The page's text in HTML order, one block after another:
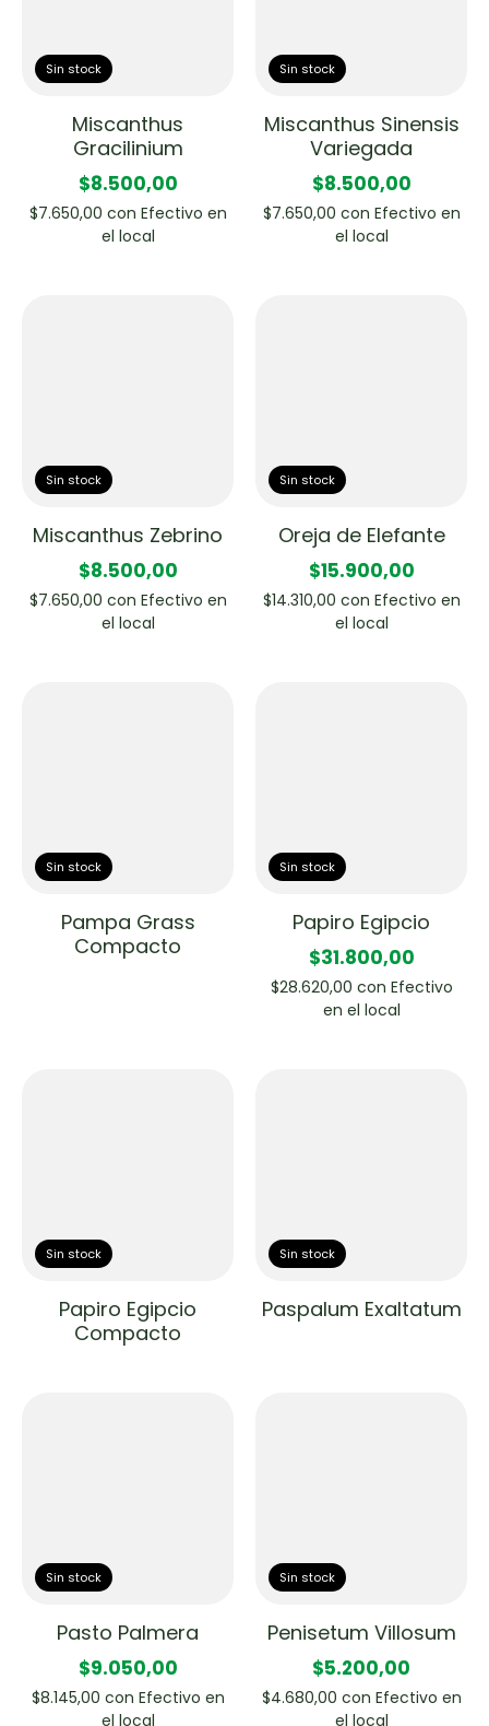
Sin stock
Miscanthus
Gracilinium
$8.500,00
$7.650,00 con Efectivo en
el local
Sin stock
Miscanthus Sinensis
Variegada
$8.500,00
$7.650,00 con Efectivo en
el local
Sin stock
Miscanthus Zebrino
$8.500,00
$7.650,00 con Efectivo en
el local
Sin stock
Oreja de Elefante
$15.900,00
$14.310,00 con Efectivo en
el local
Sin stock
Pampa Grass
Compacto
Sin stock
Papiro Egipcio
$31.800,00
$28.620,00 con Efectivo
en el local
Sin stock
Papiro Egipcio
Compacto
Sin stock
Paspalum Exaltatum
Sin stock
Pasto Palmera
$9.050,00
$8.145,00 con Efectivo en
el local
Sin stock
Penisetum Villosum
$5.200,00
$4.680,00 con Efectivo en
el local